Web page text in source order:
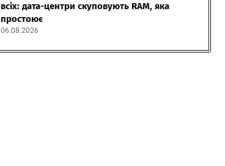
всіх: дата-центри скуповують RAM, яка
простоює
06.08.2026